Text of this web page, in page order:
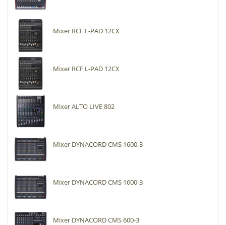
Mixer RCF L-PAD 12CX
Mixer RCF L-PAD 12CX
Mixer ALTO LIVE 802
Mixer DYNACORD CMS 1600-3
Mixer DYNACORD CMS 1600-3
Mixer DYNACORD CMS 600-3